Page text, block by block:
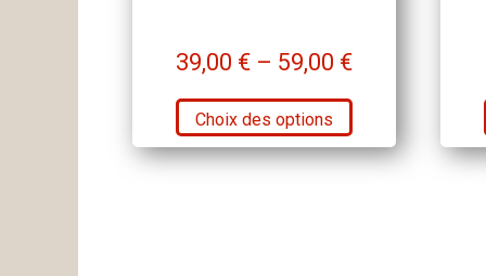
39,00 €– 59,00 €
Choix des options
Ce
produit
a